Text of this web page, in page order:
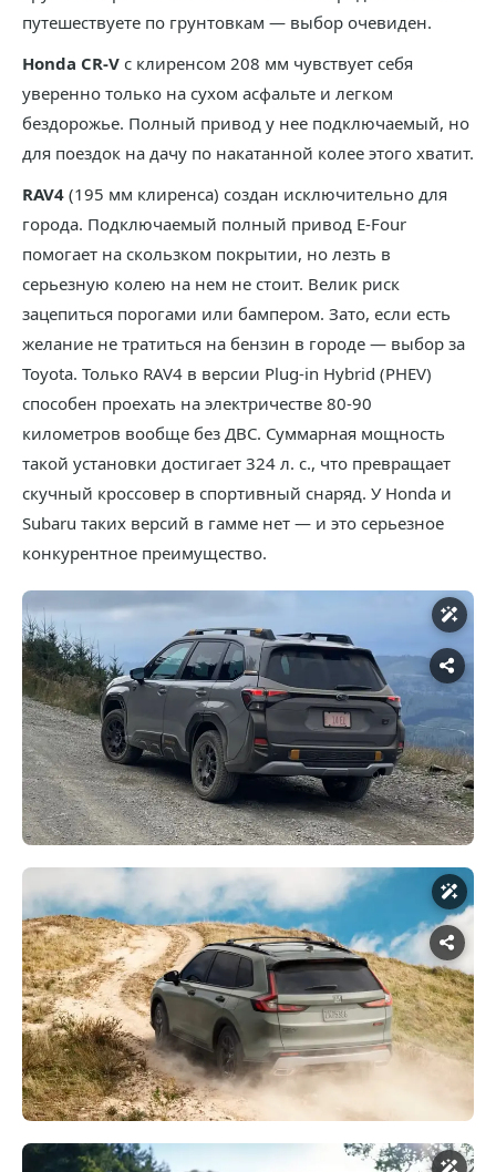
путешествуете по грунтовкам — выбор очевиден.
Honda CR-V с клиренсом 208 мм чувствует себя
уверенно только на сухом асфальте и легком
бездорожье. Полный привод у нее подключаемый, но
для поездок на дачу по накатанной колее этого хватит.
RAV4 (195 мм клиренса) создан исключительно для
города. Подключаемый полный привод E-Four
помогает на скользком покрытии, но лезть в
серьезную колею на нем не стоит. Велик риск
зацепиться порогами или бампером. Зато, если есть
желание не тратиться на бензин в городе — выбор за
Toyota. Только RAV4 в версии Plug-in Hybrid (PHEV)
способен проехать на электричестве 80-90
километров вообще без ДВС. Суммарная мощность
такой установки достигает 324 л. с., что превращает
скучный кроссовер в спортивный снаряд. У Honda и
Subaru таких версий в гамме нет — и это серьезное
конкурентное преимущество.